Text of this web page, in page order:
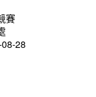
賽
28